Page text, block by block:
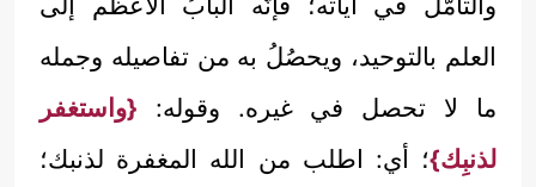
العلم بالتوحيد، ويحصُلُ به من تفاصيله وجمله
ما لا تحصل في غيره. وقوله: {واستغفر
لذنبِك}؛ أي: اطلب من الله المغفرة لذنبك؛